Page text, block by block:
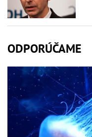
ODPORÚČAME